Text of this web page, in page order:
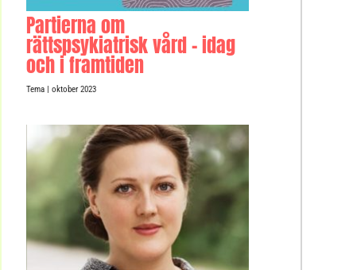
Partierna om
rättspsykiatrisk vård – idag
och i framtiden
Tema| oktober 2023